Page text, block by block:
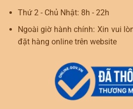
Thứ 2 - Chủ Nhật: 8h - 22h
Ngoài giờ hành chính: Xin vui
đặt hàng online trên website